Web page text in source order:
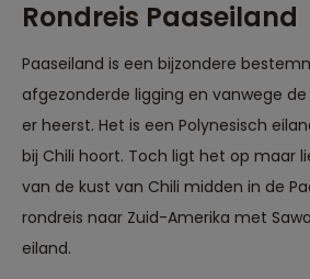
Rondreis Paaseiland
Paaseiland is een bijzondere
afgezonderde ligging en vanwege
er heerst. Het is een Polynesisch
bij Chili hoort. Toch ligt het op maar
van de kust van Chili midden in de
rondreis naar Zuid-Amerika met
eiland.